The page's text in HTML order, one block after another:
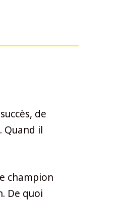
de
Quand il
champion
De quoi